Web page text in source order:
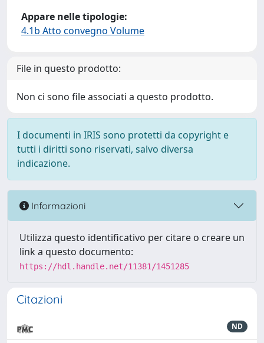
Appare nelle tipologie:
4.1b Atto convegno Volume
File in questo prodotto:
Non ci sono file associati a questo prodotto.
I documenti in IRIS sono protetti da copyright e
tutti i diritti sono riservati, salvo diversa
indicazione.
Informazioni
Utilizza questo identificativo per citare o creare un
link a questo documento:
https://hdl.handle.net/11381/1451285
Citazioni
ND